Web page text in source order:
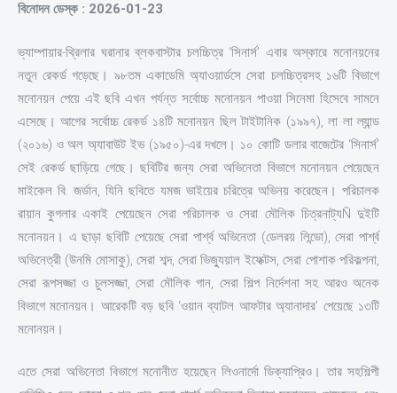
বিনোদন ডেস্ক : 2026-01-23
ভ্যাম্পায়ার-থ্রিলার ঘরানার ব্লকবাস্টার চলচ্চিত্র ‘সিনার্স’ এবার অস্কারে মনোনয়নের
নতুন রেকর্ড গড়েছে। ৯৮তম একাডেমি অ্যাওয়ার্ডসে সেরা চলচ্চিত্রসহ ১৬টি বিভাগে
মনোনয়ন পেয়ে এই ছবি এখন পর্যন্ত সর্বোচ্চ মনোনয়ন পাওয়া সিনেমা হিসেবে সামনে
এসেছে। আগের সর্বোচ্চ রেকর্ড ১৪টি মনোনয়ন ছিল টাইটানিক (১৯৯৭), লা লা ল্যান্ড
(২০১৬) ও অল অ্যাবাউট ইভ (১৯৫০)-এর দখলে। ১০ কোটি ডলার বাজেটের ‘সিনার্স’
সেই রেকর্ড ছাড়িয়ে গেছে। ছবিটির জন্য সেরা অভিনেতা বিভাগে মনোনয়ন পেয়েছেন
মাইকেল বি. জর্ডান, যিনি ছবিতে যমজ ভাইয়ের চরিত্রে অভিনয় করেছেন। পরিচালক
রায়ান কুগলার একাই পেয়েছেন সেরা পরিচালক ও সেরা মৌলিক চিত্রনাট্যÑ দুইটি
মনোনয়ন। এ ছাড়া ছবিটি পেয়েছে সেরা পার্শ্ব অভিনেতা (ডেলরয় লিন্ডো), সেরা পার্শ্ব
অভিনেত্রী (উনমি মোসাকু), সেরা শব্দ, সেরা ভিজ্যুয়াল ইফেক্টস, সেরা পোশাক পরিকল্পনা,
সেরা রূপসজ্জা ও চুলসজ্জা, সেরা মৌলিক গান, সেরা শিল্প নির্দেশনা সহ আরও অনেক
বিভাগে মনোনয়ন। আরেকটি বড় ছবি ‘ওয়ান ব্যাটল আফটার অ্যানাদার’ পেয়েছে ১৩টি
মনোনয়ন।
এতে সেরা অভিনেতা বিভাগে মনোনীত হয়েছেন লিওনার্দো ডিক্যাপ্রিও। তার সহশিল্পী